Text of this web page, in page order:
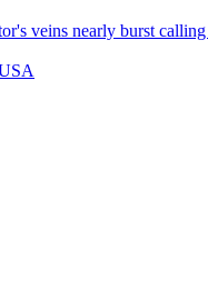
veins nearly burst